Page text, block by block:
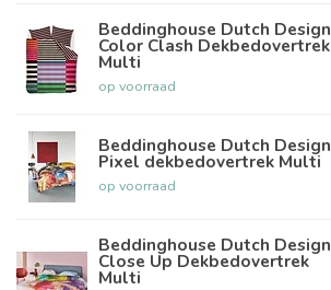
Beddinghouse Dutch Design
Color Clash Dekbedovertrek
Multi
op voorraad
Beddinghouse Dutch Design
Pixel dekbedovertrek Multi
op voorraad
Beddinghouse Dutch Design
Close Up Dekbedovertrek
Multi